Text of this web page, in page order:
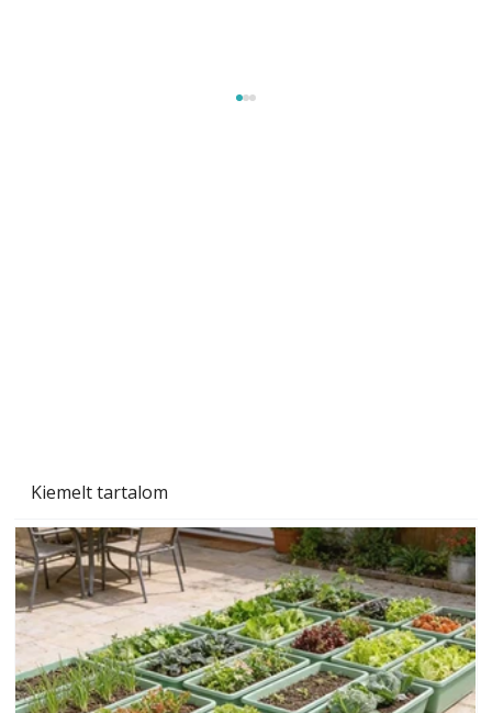
Kiemelt tartalom